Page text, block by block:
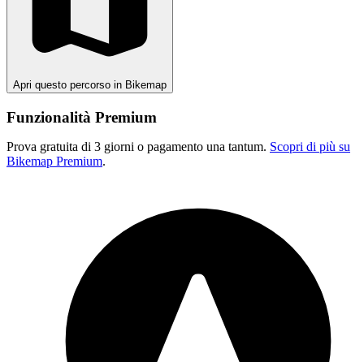
Apri questo percorso in Bikemap
Funzionalità Premium
Prova gratuita di 3 giorni o pagamento una tantum. Scopri di più su
Bikemap Premium.